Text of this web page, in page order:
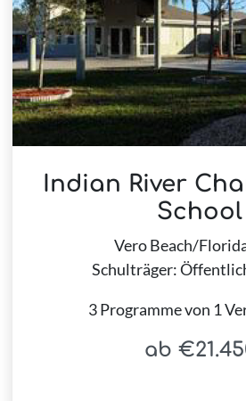
Indian River
School
Vero Beach/
Schulträger:
3 Programme von 1
ab